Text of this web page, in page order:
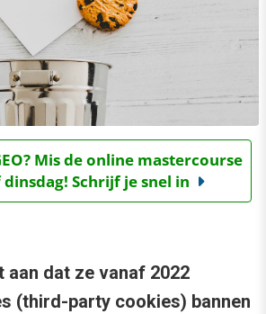
Mis de online mastercourse
Schrijf je snel in
aan dat ze vanaf 2022
(third-party cookies) bannen